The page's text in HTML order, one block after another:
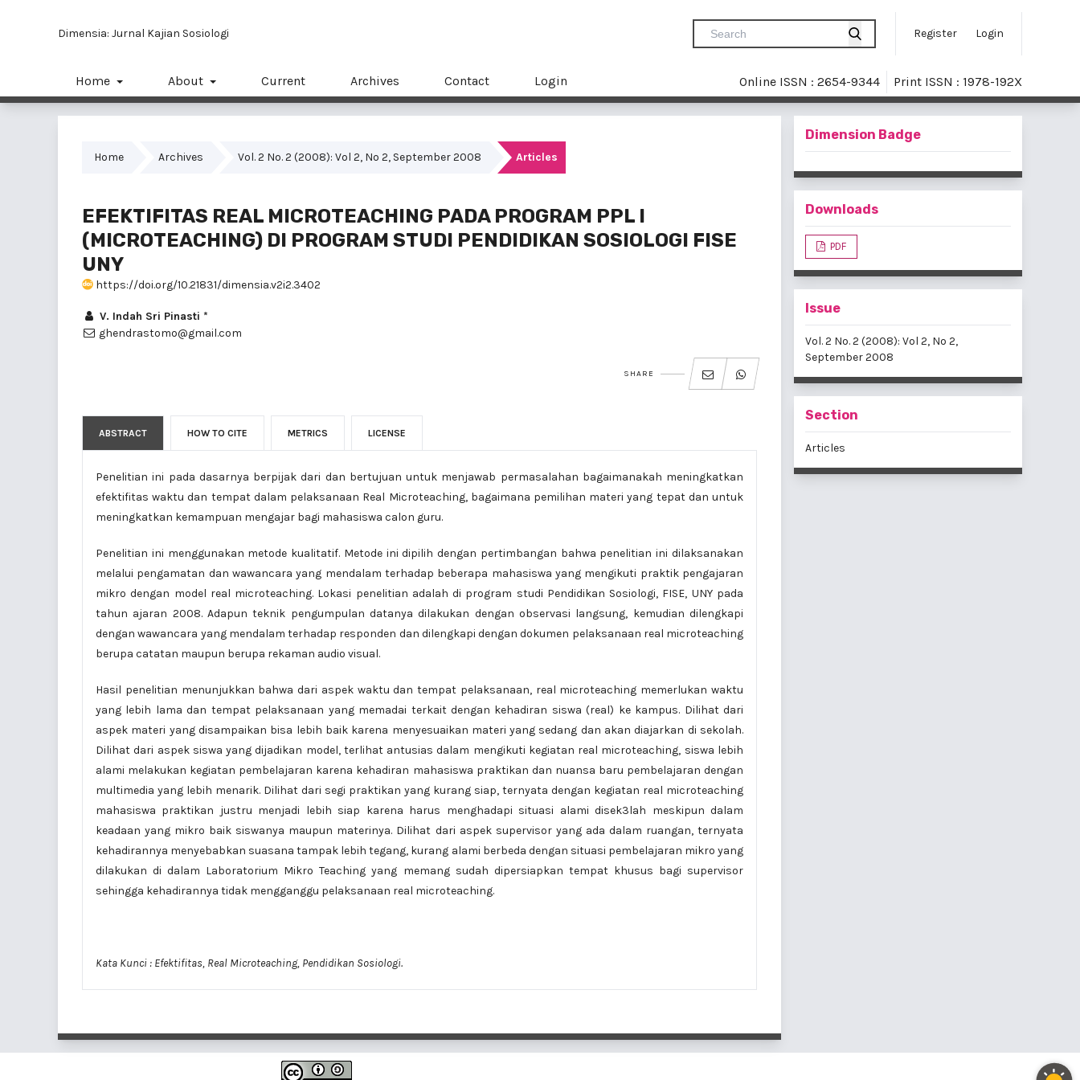
Dimensia: Jurnal Kajian Sosiologi Register Login
Home About Current Archives Contact Login Online ISSN : 2654-9344 Print ISSN : 1978-192X
Home Archives Vol. 2 No. 2 (2008): Vol 2, No 2, September 2008 Articles
EFEKTIFITAS REAL MICROTEACHING PADA PROGRAM PPL I
(MICROTEACHING) DI PROGRAM STUDI PENDIDIKAN SOSIOLOGI FISE
UNY
https://doi.org/10.21831/dimensia.v2i2.3402
V. Indah Sri Pinasti *
ghendrastomo@gmail.com
SHARE
ABSTRACT HOW TO CITE METRICS LICENSE
Penelitian ini pada dasarnya berpijak dari dan bertujuan untuk menjawab permasalahan bagaimanakah meningkatkan
efektifitas waktu dan tempat dalam pelaksanaan Real Microteaching, bagaimana pemilihan materi yang tepat dan untuk
meningkatkan kemampuan mengajar bagi mahasiswa calon guru.
Penelitian ini menggunakan metode kualitatif. Metode ini dipilih dengan pertimbangan bahwa penelitian ini dilaksanakan
melalui pengamatan dan wawancara yang mendalam terhadap beberapa mahasiswa yang mengikuti praktik pengajaran
mikro dengan model real microteaching. Lokasi penelitian adalah di program studi Pendidikan Sosiologi, FISE, UNY pada
tahun ajaran 2008. Adapun teknik pengumpulan datanya dilakukan dengan observasi langsung, kemudian dilengkapi
dengan wawancara yang mendalam terhadap responden dan dilengkapi dengan dokumen pelaksanaan real microteaching
berupa catatan maupun berupa rekaman audio visual.
Hasil penelitian menunjukkan bahwa dari aspek waktu dan tempat pelaksanaan, real microteaching memerlukan waktu
yang lebih lama dan tempat pelaksanaan yang memadai terkait dengan kehadiran siswa (real) ke kampus. Dilihat dari
aspek materi yang disampaikan bisa lebih baik karena menyesuaikan materi yang sedang dan akan diajarkan di sekolah.
Dilihat dari aspek siswa yang dijadikan model, terlihat antusias dalam mengikuti kegiatan real microteaching, siswa lebih
alami melakukan kegiatan pembelajaran karena kehadiran mahasiswa praktikan dan nuansa baru pembelajaran dengan
multimedia yang lebih menarik. Dilihat dari segi praktikan yang kurang siap, ternyata dengan kegiatan real microteaching
mahasiswa praktikan justru menjadi lebih siap karena harus menghadapi situasi alami disek3lah meskipun dalam
keadaan yang mikro baik siswanya maupun materinya. Dilihat dari aspek supervisor yang ada dalam ruangan, ternyata
kehadirannya menyebabkan suasana tampak lebih tegang, kurang alami berbeda dengan situasi pembelajaran mikro yang
dilakukan di dalam Laboratorium Mikro Teaching yang memang sudah dipersiapkan tempat khusus bagi supervisor
sehingga kehadirannya tidak mengganggu pelaksanaan real microteaching.
Kata Kunci : Efektifitas, Real Microteaching, Pendidikan Sosiologi.
Dimension Badge
Downloads
PDF
Issue
Vol. 2 No. 2 (2008): Vol 2, No 2,
September 2008
Section
Articles